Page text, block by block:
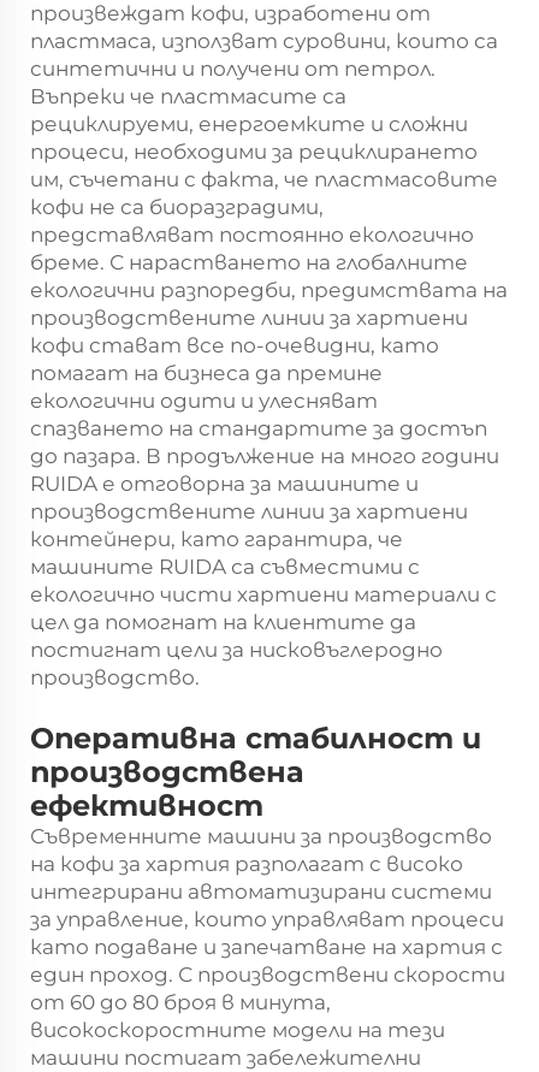
произвеждат кофи, изработени от
пластмаса, използват суровини, които са
синтетични и получени от петрол.
Въпреки че пластмасите са
рециклируеми, енергоемките и сложни
процеси, необходими за рециклирането
им, съчетани с факта, че пластмасовите
кофи не са биоразградими,
представляват постоянно екологично
бреме. С нарастването на глобалните
екологични разпоредби, предимствата на
производствените линии за хартиени
кофи стават все по-очевидни, като
помагат на бизнеса да премине
екологични одити и улесняват
спазването на стандартите за достъп
до пазара. В продължение на много години
RUIDA е отговорна за машините и
производствените линии за хартиени
контейнери, като гарантира, че
машините RUIDA са съвместими с
екологично чисти хартиени материали с
цел да помогнат на клиентите да
постигнат цели за нисковъглеродно
производство.
Оперативна стабилност и
производствена
ефективност
Съвременните машини за производство
на кофи за хартия разполагат с високо
интегрирани автоматизирани системи
за управление, които управляват процеси
като подаване и запечатване на хартия с
един проход. С производствени скорости
от 60 до 80 броя в минута,
високоскоростните модели на тези
машини постигат забележителни